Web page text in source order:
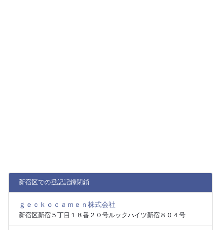
新宿区での登記記録閉鎖
ｇｅｃｋｏｃａｍｅｎ株式会社
新宿区新宿５丁目１８番２０号ルックハイツ新宿８０４号